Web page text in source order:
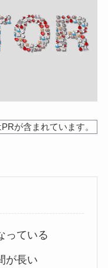
が含まれています。
っている
が長い